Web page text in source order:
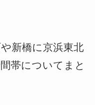
新橋に京浜東北
帯についてまと